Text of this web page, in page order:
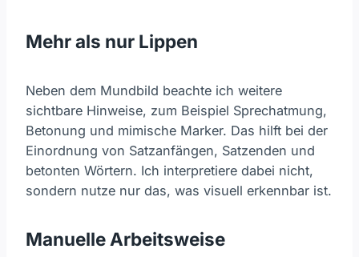
Mehr als nur Lippen
Neben dem Mundbild beachte ich weitere
sichtbare Hinweise, zum Beispiel Sprechatmung,
Betonung und mimische Marker. Das hilft bei der
Einordnung von Satzanfängen, Satzenden und
betonten Wörtern. Ich interpretiere dabei nicht,
sondern nutze nur das, was visuell erkennbar ist.
Manuelle Arbeitsweise